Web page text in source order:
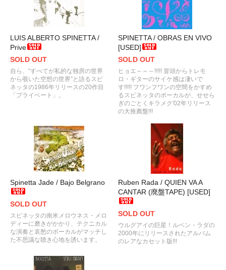
LUIS ALBERTO SPINETTA /
Prive
SOLD OUT
自ら、“すべてが私的な独房の世界
から覗いた空想の世界”と語るスピ
ネッタの1986年リリースの20作目
「プライベート」。
SPINETTA / OBRAS EN VIVO
[USED]
SOLD OUT
ヒョエ～～～!!!!! 冒頭からトレモ
ロ・ギターのサイケ感は凄いで
す!!!!! フワンフワンの空間をかすめ
るスピネッタのボーカルが、せせら
ぎのごとくキラメク'02年リリース
の大推薦盤!!!
Spinetta Jade / Bajo Belgrano
SOLD OUT
スピネッタの南米メロウネス・メロ
ディーに磨きがかかり、テクニカル
な演奏と哀愁のボーカルがマッチし
た不思議な聴き心地を誘います。
Ruben Rada / QUIEN VA A
CANTAR (廃盤TAPE) [USED]
SOLD OUT
ウルグアイの巨星！ルベン・ラダの
2000年にリリースされたアルバム
のレアなカセット版!!!